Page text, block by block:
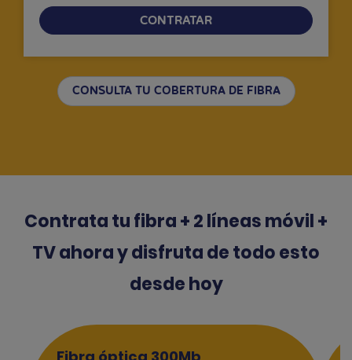
CONTRATAR
CONSULTA TU COBERTURA DE FIBRA
Contrata tu fibra + 2 líneas móvil +
TV ahora y disfruta de todo esto
desde hoy